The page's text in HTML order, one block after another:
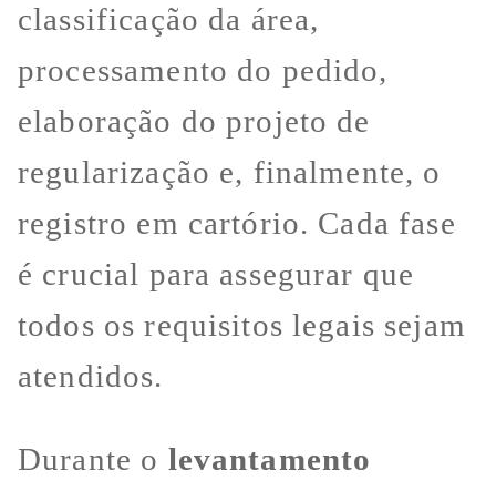
classificação da área,
processamento do pedido,
elaboração do projeto de
regularização e, finalmente, o
registro em cartório. Cada fase
é crucial para assegurar que
todos os requisitos legais sejam
atendidos.
Durante o levantamento